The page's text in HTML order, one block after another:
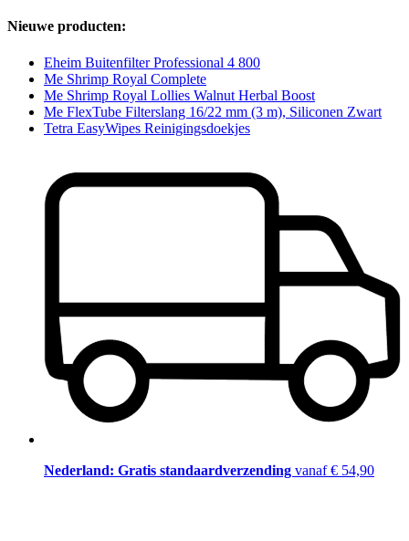
Nieuwe producten:
Eheim Buitenfilter Professional 4 800
Me Shrimp Royal Complete
Me Shrimp Royal Lollies Walnut Herbal Boost
Me FlexTube Filterslang 16/22 mm (3 m), Siliconen Zwart
Tetra EasyWipes Reinigingsdoekjes
Nederland: Gratis standaardverzending vanaf € 54,90